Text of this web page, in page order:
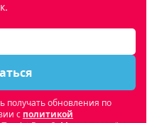
получать обновления по
с политикой